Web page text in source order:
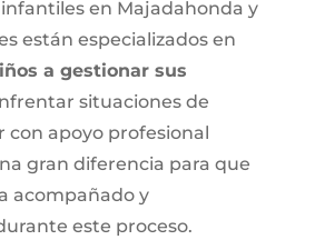
infantiles en Majadahonda y
están especializados en
a gestionar sus
situaciones de
con apoyo profesional
gran diferencia para que
acompañado y
este proceso.